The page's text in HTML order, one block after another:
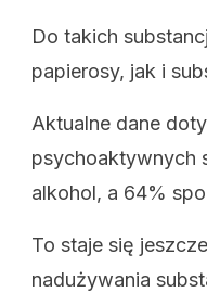
Do takich
papierosy, jak i
Aktualne dane
psychoaktywnych
alkohol, a 64%
To staje się
nadużywania